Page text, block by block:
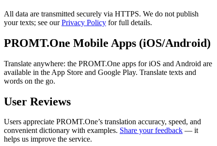
All data are transmitted securely via HTTPS. We do not publish
your texts; see ourPrivacy Policy for full details.
PROMT.One Mobile Apps (iOS/Android)
Translate anywhere: the PROMT.One apps for iOS and Android are
available in the App Store and Google Play. Translate texts and
words on the go.
User Reviews
Users appreciate PROMT.One’s translation accuracy, speed, and
convenient dictionary with examples. Share your feedback — it
helps us improve the service.